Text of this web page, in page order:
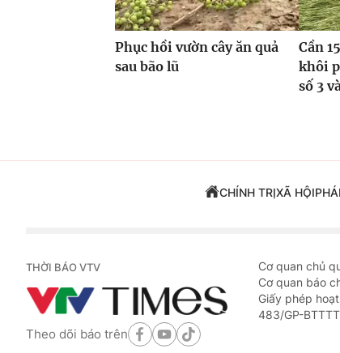
Phục hồi vườn cây ăn quả
sau bão lũ
Cần
khôi
số 3
CHÍNH TRỊXÃ HỘI
THỜI BÁO VTV
Theo dõi báo trên
Cơ quan chủ
Cơ quan báo
Giấy phép
483/GP-